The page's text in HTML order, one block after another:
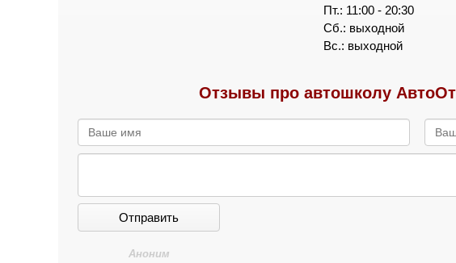
Пт.: 11:00 - 20:30
Сб.: выходной
Вс.: выходной
Отзывы про автошколу
Отправить
Аноним